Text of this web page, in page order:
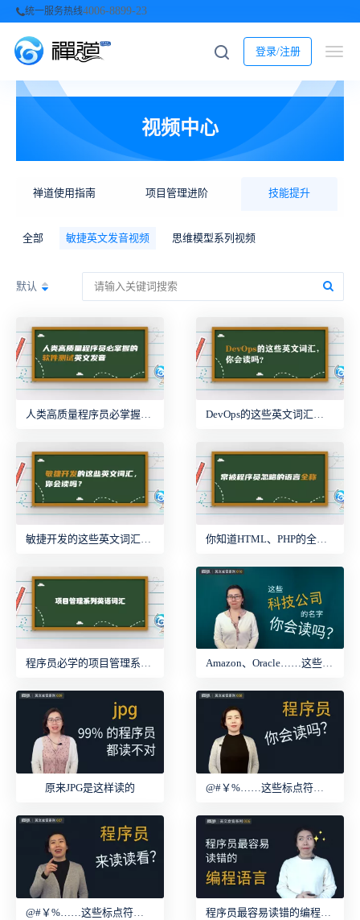
统一服务热线4006-8899-23
登录/注册
视频中心
禅道使用指南 项目管理进阶 技能提升
全部 敏捷英文发音视频 思维模型系列视频
默认
程序员必学的项目管理系列英文词汇 Amazon、Oracle……这些公司名字你会读吗？
原来JPG是这样读的 @#￥%……这些标点符号怎么读？（下）
@#￥%……这些标点符号怎么读？（上） 程序员最容易读错的编程语言